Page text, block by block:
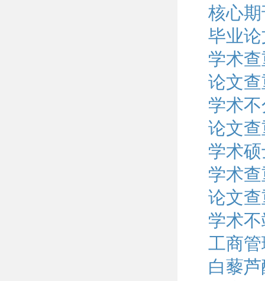
核心
毕业
学术
论文
学术
论文
学术
学术
论文
学术
工商
白藜